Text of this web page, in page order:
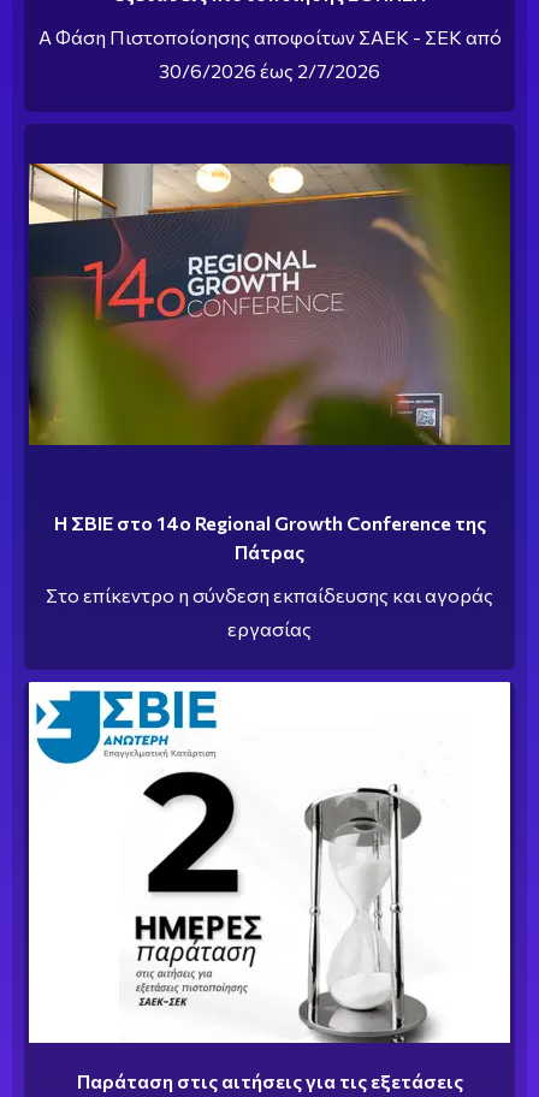
Α Φάση Πιστοποίοησης αποφοίτων ΣΑΕΚ - ΣΕΚ από
30/6/2026 έως 2/7/2026
Η ΣΒΙΕ στο 14ο Regional Growth Conference της
Πάτρας
Στο επίκεντρο η σύνδεση εκπαίδευσης και αγοράς
εργασίας
Παράταση στις αιτήσεις για τις εξετάσεις